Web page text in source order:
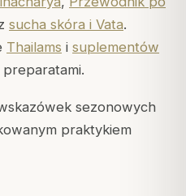
sucha skóra i Vata.
Thailams i suplementów
sezonowych
praktykiem